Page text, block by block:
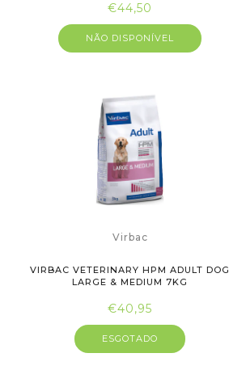
€44,50
NÃO DISPONÍVEL
Virbac
VIRBAC VETERINARY HPM ADULT DOG
LARGE & MEDIUM 7KG
€40,95
ESGOTADO